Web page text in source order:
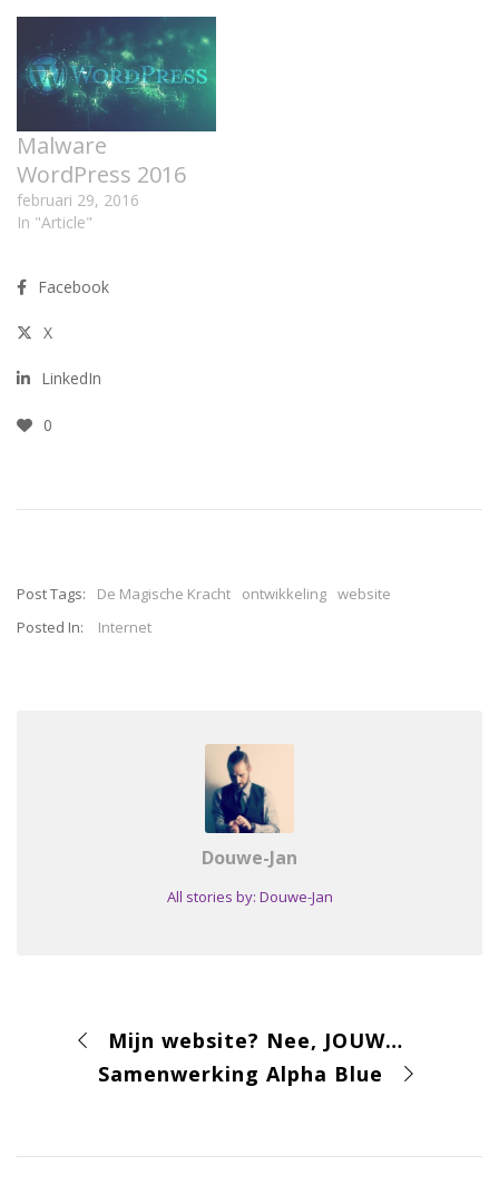
Malware
WordPress 2016
februari 29, 2016
In "Article"
Facebook
X
LinkedIn
0
Post Tags: De Magische Kracht ontwikkeling website
Posted In:
Internet
Douwe-Jan
All stories by: Douwe-Jan
Mijn website? Nee, JOUW® website!
Samenwerking Alpha Blue